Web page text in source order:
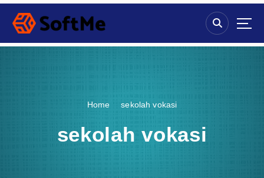
S
p
Home sekolah vokasi
sekolah vokasi